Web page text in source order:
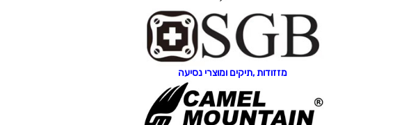
מזזודות ,תיקים ומוצרי נסיעה